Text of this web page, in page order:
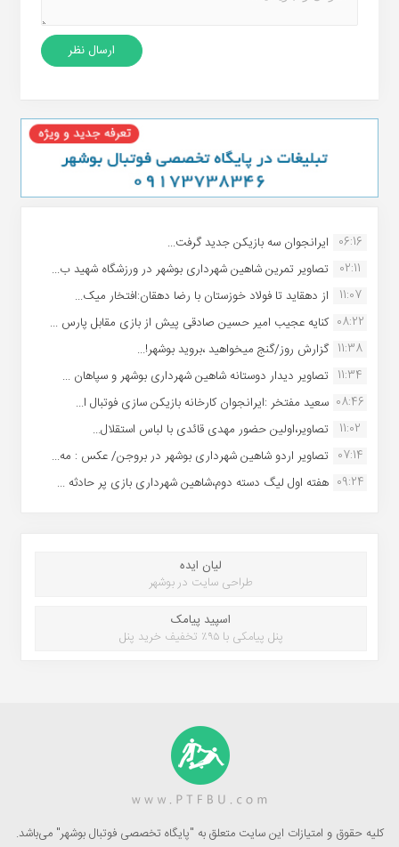
06:16 ایرانجوان سه بازیکن جدید گرفت...
02:11
تصاویر تمرین شاهین شهردارى بوشهر در ورزشگاه شهید ب...
11:07
از دهقاید تا فولاد خوزستان با رضا دهقان:افتخار میک...
08:22 کنایه عجیب امیر حسین صادقی پیش از بازی مقابل پارس ...
11:38 گزارش روز/گنج میخواهید ،بروید بوشهر!...
11:34 تصاویر دیدار دوستانه شاهین شهردارى بوشهر و سپاهان ...
08:46 سعید مفتخر :ایرانجوان کارخانه بازیکن سازی فوتبال ا...
11:02
تصاویر،اولین حضور مهدی قائدی با لباس استقلال...
07:14 تصاویر اردو شاهین شهرداری بوشهر در بروجن/ عکس : مه...
09:24 هفته اول لیگ دسته دوم،شاهین شهرداری بازی پر حادثه ...
لیان ایده
طراحی سایت در بوشهر
اسپید پیامک
پنل پیامکی با ۹۵٪ تخفیف خرید پنل
کلیه حقوق و امتیازات این سایت متعلق به "پایگاه تخصصی فوتبال بوشهر" می‌باشد.